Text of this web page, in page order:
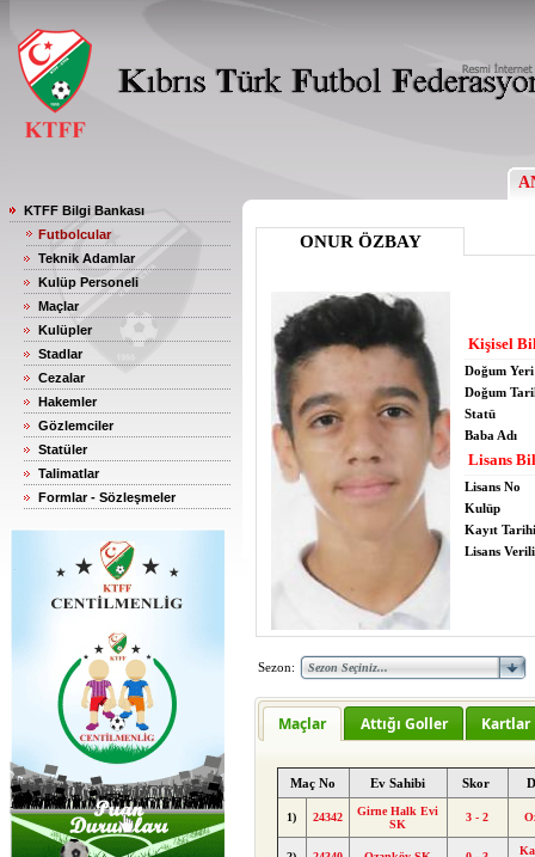
KTFF Bilgi Bankası
Futbolcular
Teknik Adamlar
Kulüp Personeli
Maçlar
Kulüpler
Stadlar
Cezalar
Hakemler
Gözlemciler
Statüler
Talimatlar
Formlar - Sözleşmeler
ONUR ÖZBAY
Kişisel
Doğum Yeri
Doğum
Statü
Baba Adı
Lisans
Lisans No
Kulüp
Kayıt Tarihi
Lisans
Sezon:
Maçlar Attığı Goller Kartlar
Maç No Ev Sahibi Skor
1) 24342
Girne Halk Evi
SK
3 - 2